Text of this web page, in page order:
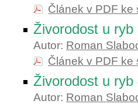
Článek v PDF ke
Živorodost u
Autor: Roman
Článek v PDF ke
Živorodost u
Autor: Roman